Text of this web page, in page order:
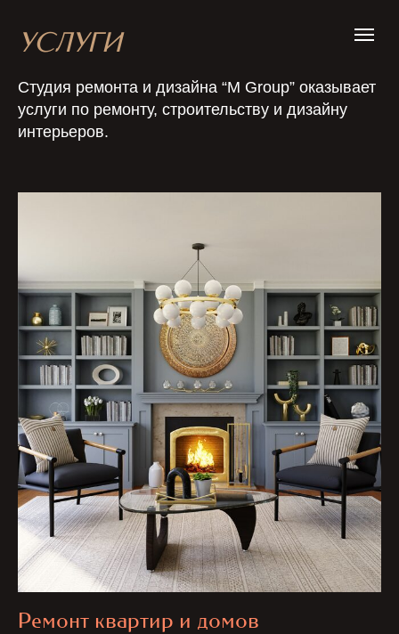
УСЛУГИ
Студия ремонта и дизайна “M Group” оказывает
услуги по ремонту, строительству и дизайну
интерьеров.
Ремонт квартир и домов